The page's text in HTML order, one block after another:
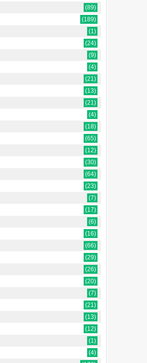
(89)
(189)
(1)
(24)
(9)
(4)
(21)
(13)
(21)
(4)
(18)
(65)
(12)
(30)
(64)
(23)
(7)
(17)
(6)
(16)
(66)
(29)
(26)
(20)
(7)
(21)
(13)
(12)
(1)
(4)